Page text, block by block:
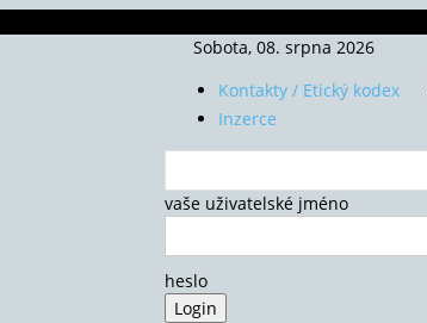
Sobota, 08. srpna 2026
Kontakty / Etický kodex
Inzerce
vaše uživatelské jméno
heslo